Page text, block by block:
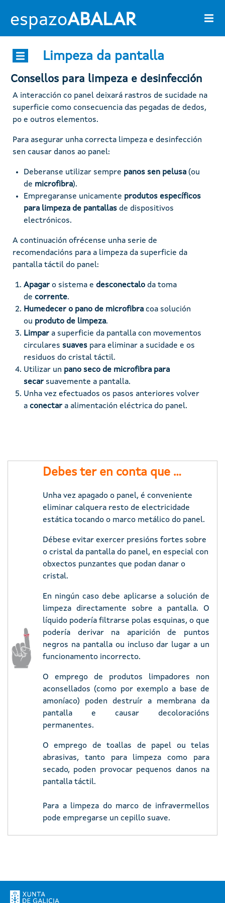
espazoABALAR
Limpeza da pantalla
Consellos para limpeza e desinfección
A interacción co panel deixará rastros de sucidade na
superficie como consecuencia das pegadas de dedos,
po e outros elementos.
Para asegurar unha correcta limpeza e desinfección
sen causar danos ao panel:
Deberanse utilizar sempre panos sen pelusa (ou
de microfibra).
Empregaranse unicamente produtos específicos
para limpeza de pantallas de dispositivos
electrónicos.
A continuación ofrécense unha serie de
recomendacións para a limpeza da superficie da
pantalla táctil do panel:
Apagar o sistema e desconectalo da toma
de corrente.
Humedecer o pano de microfibra coa solución
ou produto de limpeza.
Limpar a superficie da pantalla con movementos
circulares suaves para eliminar a sucidade e os
residuos do cristal táctil.
Utilizar un pano seco de microfibra para
secar suavemente a pantalla.
Unha vez efectuados os pasos anteriores volver
a conectar a alimentación eléctrica do panel.
Imaxe
Debes ter en conta que ...
Unha vez apagado o panel, é conveniente
eliminar calquera resto de electricidade
estática tocando o marco metálico do panel.
Débese evitar exercer presións fortes sobre
o cristal da pantalla do panel, en especial con
obxectos punzantes que podan danar o
cristal.
En ningún caso debe aplicarse a solución de
limpeza directamente sobre a pantalla. O
líquido podería filtrarse polas esquinas, o que
podería derivar na aparición de puntos
negros na pantalla ou incluso dar lugar a un
funcionamento incorrecto.
O emprego de produtos limpadores non
aconsellados (como por exemplo a base de
amoníaco) poden destruír a membrana da
pantalla e causar decoloracións
permanentes.
O emprego de toallas de papel ou telas
abrasivas, tanto para limpeza como para
secado, poden provocar pequenos danos na
pantalla táctil.
Para a limpeza do marco de infravermellos
pode empregarse un cepillo suave.